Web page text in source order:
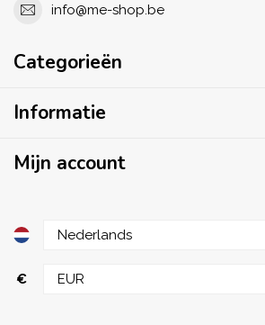
info@me-shop.be
Categorieën
Informatie
Mijn account
€